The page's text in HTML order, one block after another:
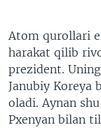
Atom qurollari
harakat qilib
prezident.
Janubiy Koreya
oladi. Aynan
Pxenyan bilan